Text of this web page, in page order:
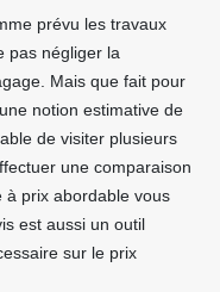
prévu les travaux
pas négliger la
Mais que fait pour
notion estimative de
de visiter plusieurs
une comparaison
à prix abordable vous
est aussi un outil
sur le prix